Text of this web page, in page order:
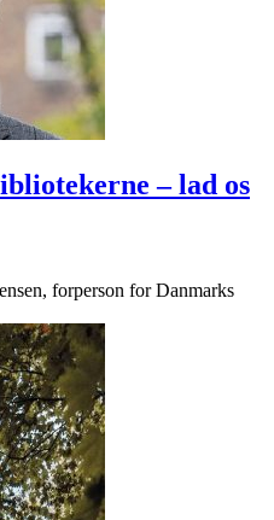
– lad os
forperson for Danmarks